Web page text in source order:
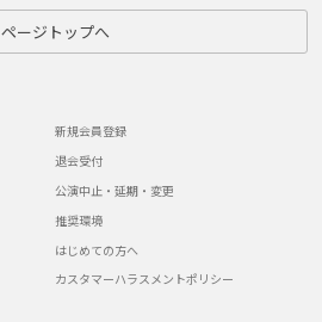
ページトップへ
新規会員登録
退会受付
公演中止・延期・変更
推奨環境
はじめての方へ
カスタマーハラスメントポリシー